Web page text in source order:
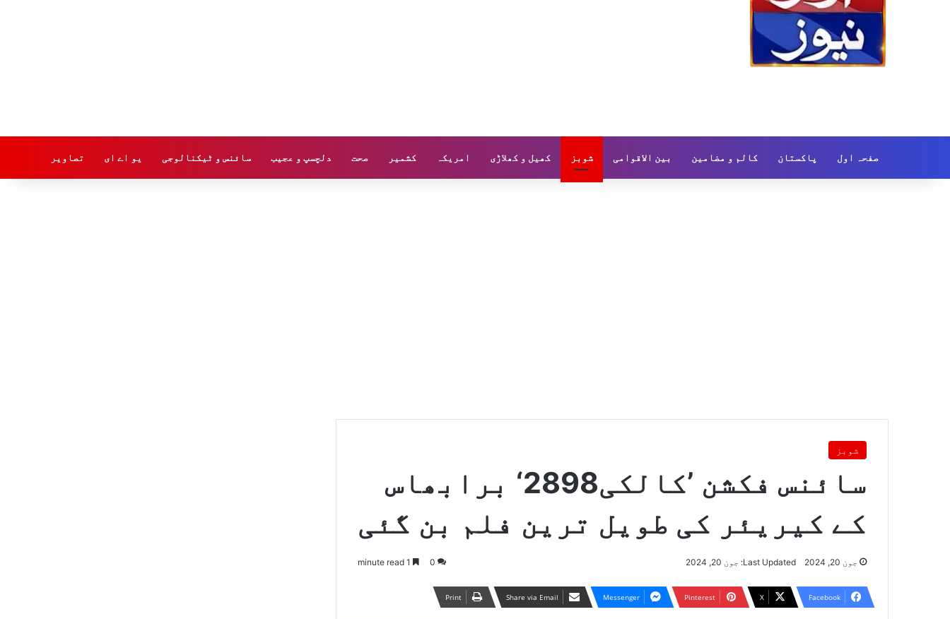
صفحہ اول پاکستان کالم و مضامین بین الاقوامی شوبز کھیل و کھلاڑی امریکہ کشمیر صحت دلچسپ و عجیب سائنس و ٹیکنالوجی یو اے ای تصاویر
شوبز
سائنس فکشن ’کالکی2898‘ برابھاس
کے کیریئر کی طویل ترین فلم بن گئی
جون 20, 2024 Last Updated: جون 20, 2024 0
Facebook
X
Pinterest
Messenger
Share via Email
Print